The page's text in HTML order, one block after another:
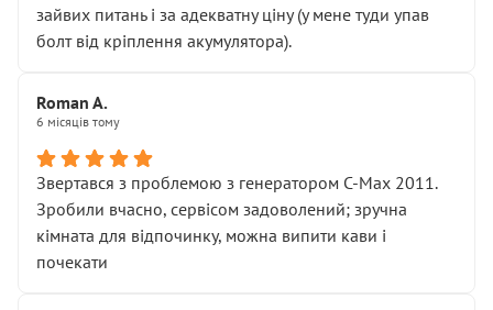
зайвих питань і за адекватну ціну (у мене туди упав
болт від кріплення акумулятора).
Roman A.
6 місяців тому
Звертався з проблемою з генератором C-Max 2011.
Зробили вчасно, сервісом задоволений; зручна
кімната для відпочинку, можна випити кави і
почекати